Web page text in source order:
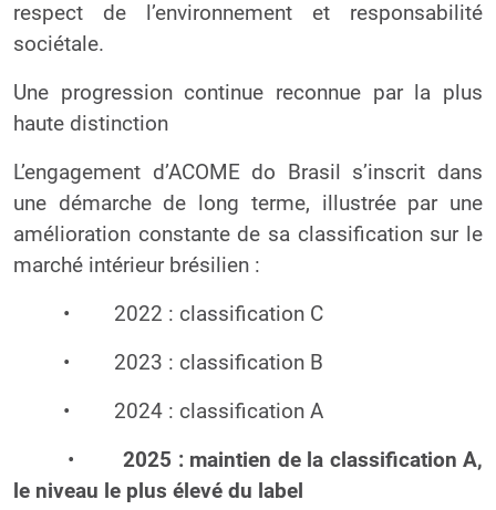
respect de l’environnement et responsabilité
sociétale.
Une progression continue reconnue par la plus
haute distinction
L’engagement d’ACOME do Brasil s’inscrit dans
une démarche de long terme, illustrée par une
amélioration constante de sa classification sur le
marché intérieur brésilien :
•
2022 : classification C
•
2023 : classification B
•
2024 : classification A
•
2025 : maintien de la classification A,
le niveau le plus élevé du label